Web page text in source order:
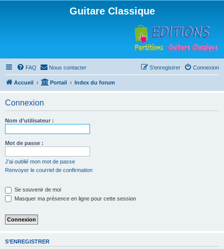
Guitare Classique
FAQ Nous contacter Connexion
S’enregistrer
Accueil Portail Index du forum
Connexion
Nom d’utilisateur :
Mot de passe :
J’ai oublié mon mot de passe
Renvoyer le courriel de confirmation
Se souvenir de moi
Masquer ma présence en ligne pour cette session
S’ENREGISTRER